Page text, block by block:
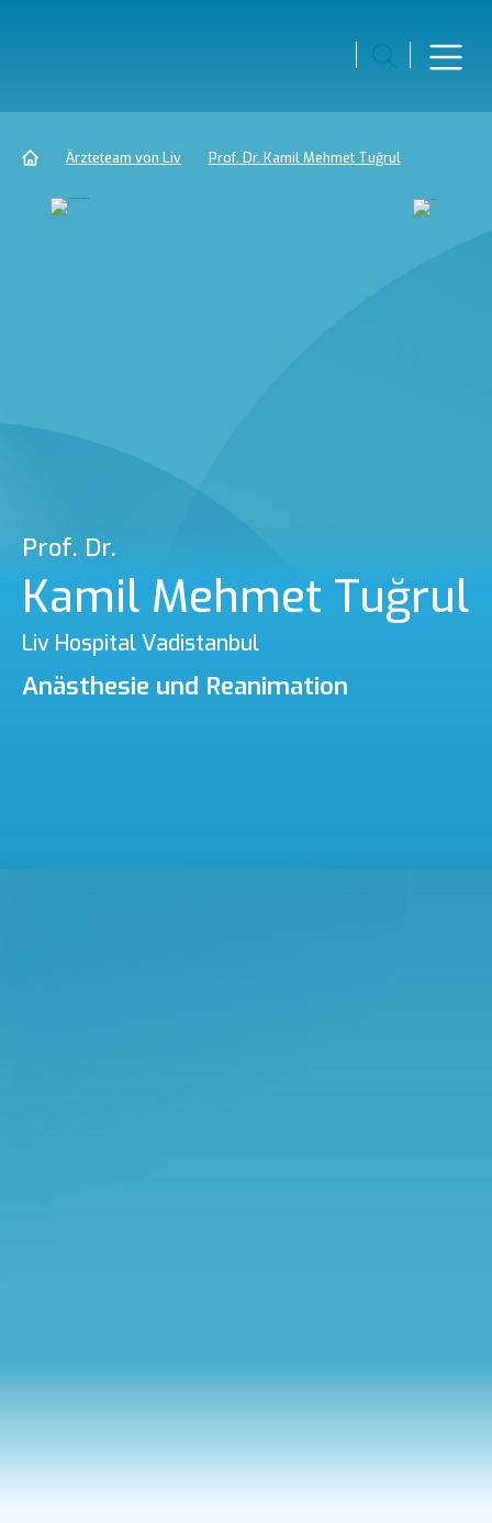
Ärzteteam von Liv Prof. Dr. Kamil Mehmet Tuğrul
Prof. Dr.
Kamil Mehmet Tuğrul
Liv Hospital Vadistanbul
Anästhesie und Reanimation